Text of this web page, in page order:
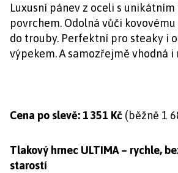
Luxusní pánev z oceli s
povrchem. Odolná vůči
do trouby. Perfektní pro steaky i
výpekem. A samozřejmě vhodná i
Cena po slevě: 1 351 Kč (běžně 1
Tlakový hrnec ULTIMA – rychle,
starostí